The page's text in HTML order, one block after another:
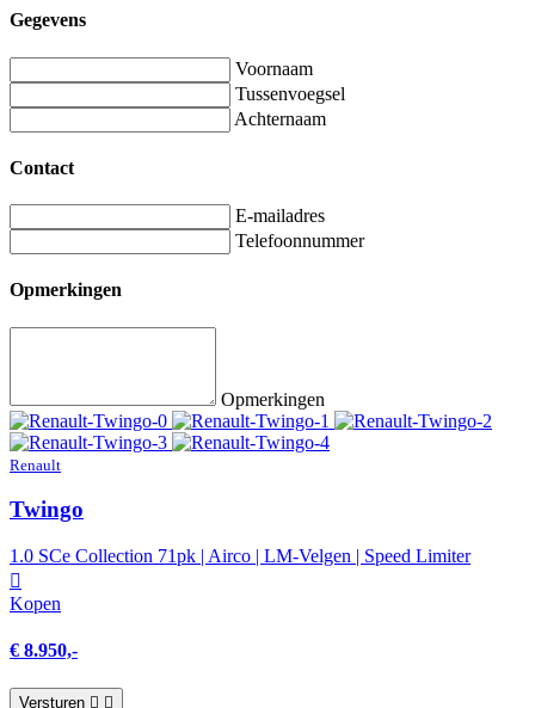
Gegevens
Voornaam
Tussenvoegsel
Achternaam
Contact
E-mailadres
Telefoonnummer
Opmerkingen
Opmerkingen
Renault
Twingo
1.0 SCe Collection 71pk | Airco | LM-Velgen | Speed Limiter
Kopen
€ 8.950,-
Versturen